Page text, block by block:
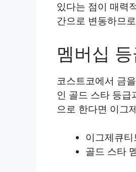
있다는 점이 매력
간으로 변동하므
멤버십
코스트코에서 금
인 골드 스타 등급
으로 한다면 이그
이그제큐
골드 스타